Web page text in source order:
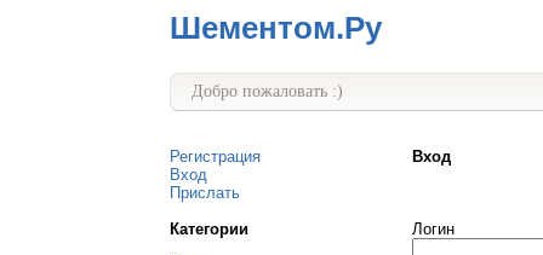
Шементом.Ру
Добро пожаловать :)
Регистрация
Вход
Прислать
Категории
Вход
Логин